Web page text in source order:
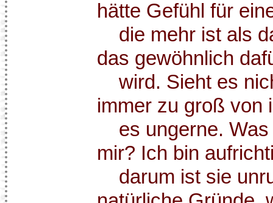
hätte Gefühl für
die mehr ist als
das gewöhnlich
wird. Sieht es
immer zu groß von
es ungerne. Was
mir? Ich bin
darum ist sie